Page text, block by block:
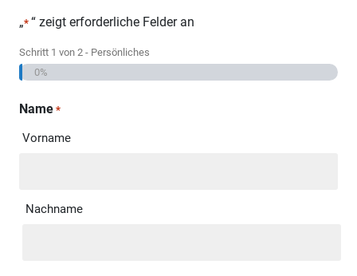
„* “ zeigt erforderliche Felder an
Schritt 1 von 2 - Persönliches
0%
Name *
Vorname
Nachname